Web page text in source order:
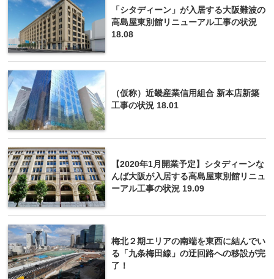
「シタディーン」が入居する大阪難波の
高島屋東別館リニューアル工事の状況
18.08
（仮称）近畿産業信用組合 新本店新築
工事の状況 18.01
【2020年1月開業予定】シタディーンな
んば大阪が入居する高島屋東別館リニュ
ーアル工事の状況 19.09
梅北２期エリアの南端を東西に結んでい
る「九条梅田線」の迂回路への移設が完
了！